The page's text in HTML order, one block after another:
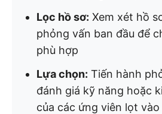
Lọc hồ sơ: Xem xét hồ
phỏng vấn ban đầu để
phù hợp
Lựa chọn: Tiến hành
đánh giá kỹ năng hoặc
của các ứng viên lọt